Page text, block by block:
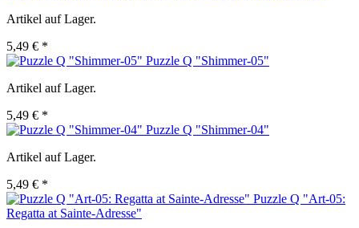
Artikel auf Lager.
5,49 € *
Puzzle Q "Shimmer-05"
Artikel auf Lager.
5,49 € *
Puzzle Q "Shimmer-04"
Artikel auf Lager.
5,49 € *
Puzzle Q "Art-05:
Regatta at Sainte-Adresse"